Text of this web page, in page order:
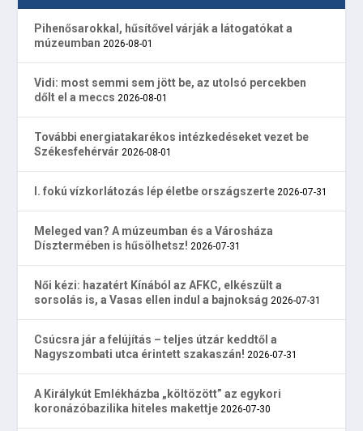
Pihenősarokkal, hűsítővel várják a látogatókat a
múzeumban 2026-08-01
Vidi: most semmi sem jött be, az utolsó percekben
dőlt el a meccs 2026-08-01
További energiatakarékos intézkedéseket vezet be
Székesfehérvár 2026-08-01
I. fokú vízkorlátozás lép életbe országszerte 2026-07-31
Meleged van? A múzeumban és a Városháza
Dísztermében is hűsölhetsz! 2026-07-31
Női kézi: hazatért Kínából az AFKC, elkészült a
sorsolás is, a Vasas ellen indul a bajnokság 2026-07-31
Csúcsra jár a felújítás – teljes útzár keddtől a
Nagyszombati utca érintett szakaszán! 2026-07-31
A Királykút Emlékházba „költözött” az egykori
koronázóbazilika hiteles makettje 2026-07-30